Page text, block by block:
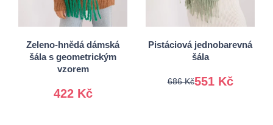
Zeleno-hnědá dámská
šála s geometrickým
vzorem
422 Kč
Pistáciová jednobarevná
šála
551 Kč
686 Kč
Univerzální